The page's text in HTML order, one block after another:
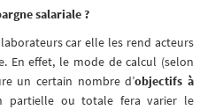
salariale ?
car elle les rend acteurs
En effet, le mode de calcul (selon
un certain nombre d’objectifs à
partielle ou totale fera varier le